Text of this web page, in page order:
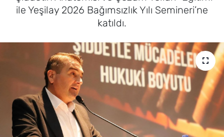
ile Yeşilay 2026 Bağımsızlık Yılı Semineri’ne
katıldı.
YAŞAM
MAGAZİN
Son Dakika Haberleri
Haber Arşivi